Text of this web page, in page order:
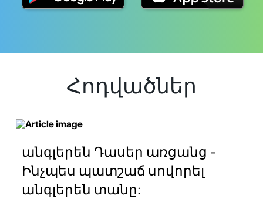
Հոդվածներ
անգլերեն Դասեր առցանց -
Ինչպես պատշաճ սովորել
անգլերեն տանը: